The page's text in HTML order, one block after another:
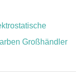
Großhändler